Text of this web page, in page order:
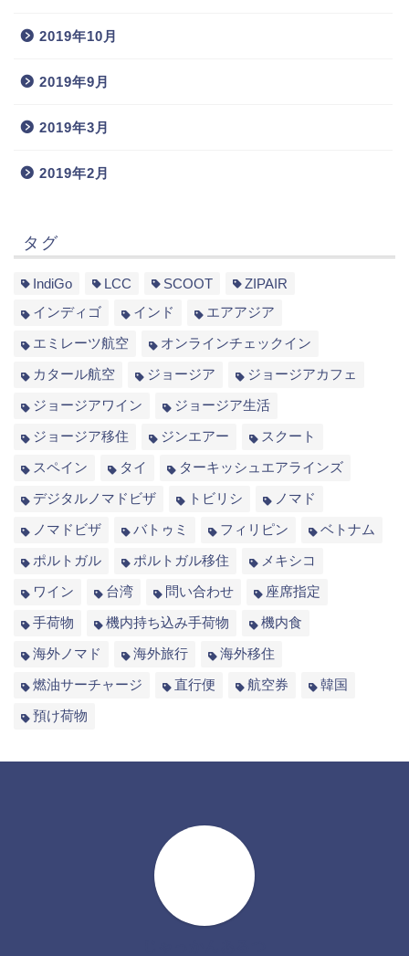
2019年10月
2019年9月
2019年3月
2019年2月
タグ
IndiGo LCC SCOOT
ZIPAIR
インディゴ
インド
エアアジア
エミレーツ航空
オンラインチェックイン
カタール航空
ジョージア
ジョージアカフェ
ジョージアワイン
ジョージア生活
ジョージア移住
ジンエアー
スクート
スペイン
タイ
ターキッシュエアラインズ
デジタルノマドビザ
トビリシ
ノマド
ノマドビザ
バトゥミ フィリピン
ベトナム
ポルトガル
ポルトガル移住
メキシコ
ワイン
台湾 問い合わせ
座席指定
手荷物
機内持ち込み手荷物
機内食
海外ノマド
海外旅行
海外移住
燃油サーチャージ
直行便 航空券
韓国
預け荷物